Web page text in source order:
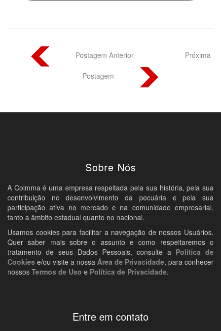
Postagem Anterior Próxima
Postagem
Sobre Nós
A Coimma é uma empresa respeitada pela sua história, pela sua
contribuição no desenvolvimento da pecuária e pela sua
participação ativa no mercado e na comunidade empresarial,
tanto a âmbito estadual quanto no nacional.
Usamos cookies para facilitar a navegação de nossos Usuários.
Quer saber mais sobre o assunto e como respeitaremos o
tratamento de seus Dados Pessoais, consulte a Política de
Cookies e/ou visite a nossa Área de Privacidade, para conhecer
nossos Termos de Uso e Política de Privacidade.
Entre em contato